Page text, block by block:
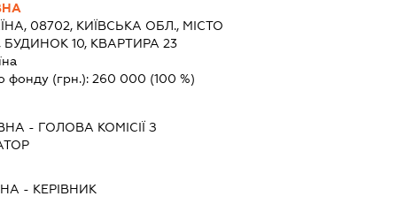
08702, КИЇВСЬКА ОБЛ., МІСТО
10, КВАРТИРА 23
фонду (грн.):260 000 (100 %)
- ГОЛОВА КОМІСІЇ З
- КЕРІВНИК